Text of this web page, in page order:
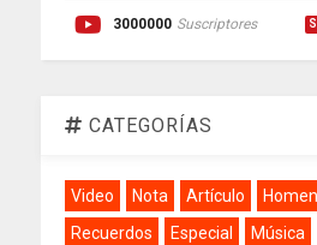
3000000 Suscriptores
CATEGORÍAS
Video Nota Artículo
Recuerdos
Especial
Música